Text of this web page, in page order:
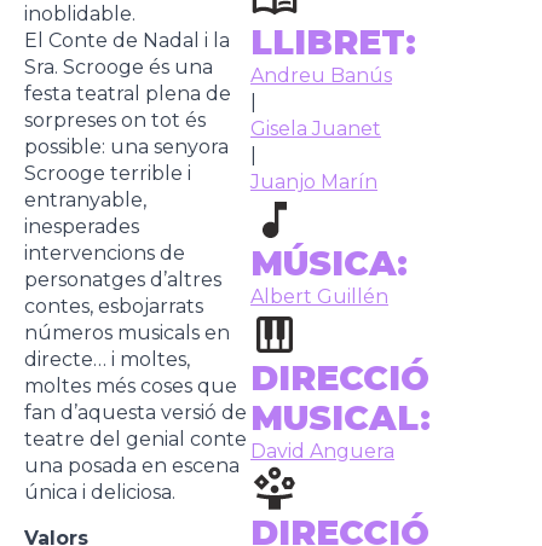
inoblidable.
El Conte de Nadal i la
Sra. Scrooge és una
festa teatral plena de
sorpreses on tot és
possible: una senyora
Scrooge terrible i
entranyable,
inesperades
intervencions de
personatges d’altres
contes, esbojarrats
números musicals en
directe… i moltes,
moltes més coses que
fan d’aquesta versió de
teatre del genial conte
una posada en escena
única i deliciosa.
Valors
LLIBRET:
Andreu Banús
Gisela Juanet
Juanjo Marín
MÚSICA:
Albert Guillén
DIRECCIÓ
MUSICAL:
David Anguera
DIRECCIÓ